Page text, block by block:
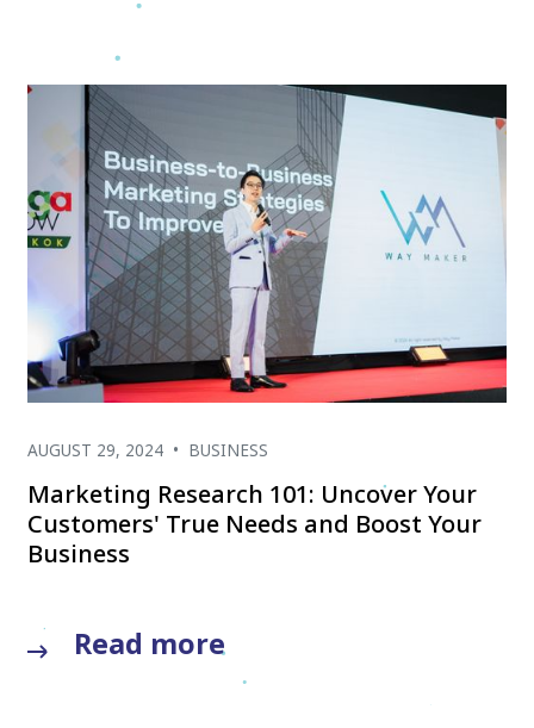
AUGUST 29, 2024 • BUSINESS
Marketing Research 101: Uncover Your
Customers' True Needs and Boost Your
Business
Read more